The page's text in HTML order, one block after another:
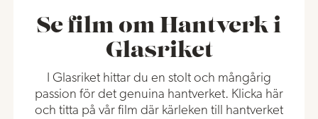
Se film om Hantverk i
Glasriket
I Glasriket hittar du en stolt och mångårig
passion för det genuina hantverket. Klicka här
och titta på vår film där kärleken till hantverket